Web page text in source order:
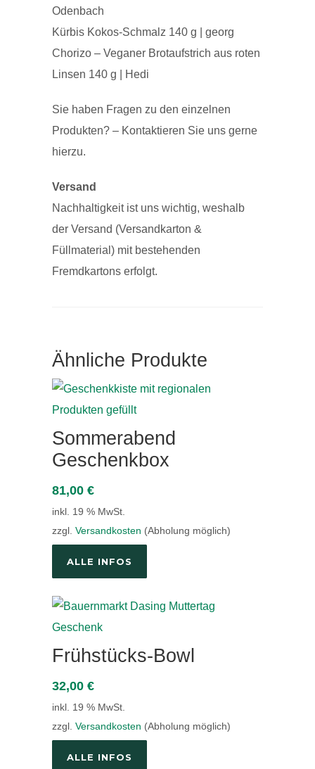
Odenbach
Kürbis Kokos-Schmalz 140 g | georg
Chorizo – Veganer Brotaufstrich aus roten
Linsen 140 g | Hedi
Sie haben Fragen zu den einzelnen
Produkten? – Kontaktieren Sie uns gerne
hierzu.
Versand
Nachhaltigkeit ist uns wichtig, weshalb
der Versand (Versandkarton &
Füllmaterial) mit bestehenden
Fremdkartons erfolgt.
Ähnliche Produkte
Sommerabend
Geschenkbox
81,00 €
inkl. 19 % MwSt.
zzgl. Versandkosten (Abholung möglich)
ALLE INFOS
Frühstücks-Bowl
32,00 €
inkl. 19 % MwSt.
zzgl. Versandkosten (Abholung möglich)
ALLE INFOS